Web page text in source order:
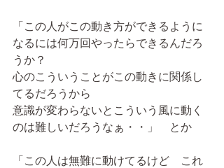
「この人がこの動き方ができるように
なるには何万回やったらできるんだろ
うか？
心のこういうことがこの動きに関係し
てるだろうから
意識が変わらないとこういう風に動く
のは難しいだろうなぁ・・」　とか
「この人は無難に動けてるけど　これ